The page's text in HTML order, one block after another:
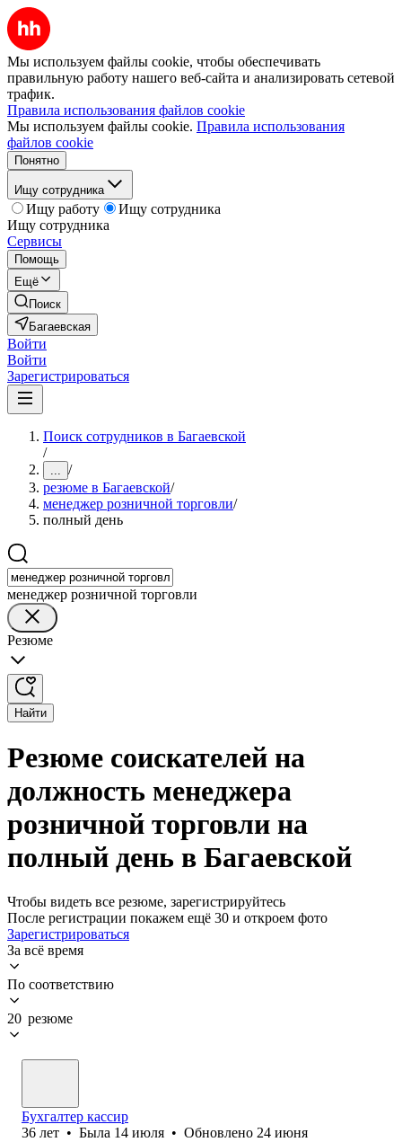
Мы используем файлы cookie, чтобы обеспечивать
правильную работу нашего веб-сайта и анализировать сетевой
трафик.
Правила использования файлов cookie
Мы используем файлы cookie. Правила использования
файлов cookie
Понятно
Ищу сотрудника
Ищу работу
Ищу сотрудника
Ищу сотрудника
Сервисы
Помощь
Ещё
Поиск
Багаевская
Войти
Войти
Зарегистрироваться
Поиск сотрудников в Багаевской
/
... /
резюме в Багаевской/
менеджер розничной торговли/
полный день
менеджер розничной торговли
Резюме
Найти
Резюме соискателей на
должность менеджера
розничной торговли на
полный день в Багаевской
Чтобы видеть все резюме, зарегистрируйтесь
После регистрации покажем ещё 30 и откроем фото
Зарегистрироваться
За всё время
По соответствию
20 резюме
Бухгалтер кассир
36 лет • Была 14 июля • Обновлено 24 июня